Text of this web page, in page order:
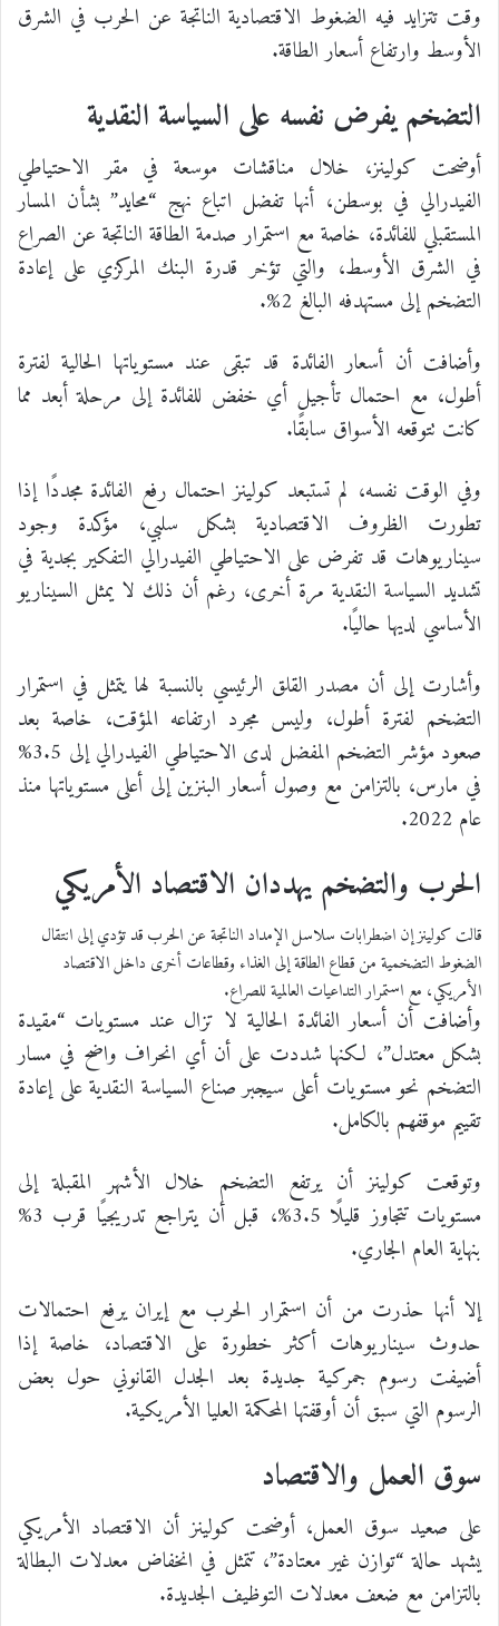
وقت تتزايد فيه الضغوط الاقتصادية الناتجة عن الحرب في الشرق
الأوسط وارتفاع أسعار الطاقة.
التضخم يفرض نفسه على السياسة النقدية
أوضحت كولينز، خلال مناقشات موسعة في مقر الاحتياطي
الفيدرالي في بوسطن، أنها تفضل اتباع نهج “محايد” بشأن المسار
المستقبلي للفائدة، خاصة مع استمرار صدمة الطاقة الناتجة عن الصراع
في الشرق الأوسط، والتي تؤخر قدرة البنك المركزي على إعادة
التضخم إلى مستهدفه البالغ 2%.
وأضافت أن أسعار الفائدة قد تبقى عند مستوياتها الحالية لفترة
أطول، مع احتمال تأجيل أي خفض للفائدة إلى مرحلة أبعد مما
كانت تتوقعه الأسواق سابقًا.
وفي الوقت نفسه، لم تستبعد كولينز احتمال رفع الفائدة مجددًا إذا
تطورت الظروف الاقتصادية بشكل سلبي، مؤكدة وجود
سيناريوهات قد تفرض على الاحتياطي الفيدرالي التفكير بجدية في
تشديد السياسة النقدية مرة أخرى، رغم أن ذلك لا يمثل السيناريو
الأساسي لديها حاليًا.
وأشارت إلى أن مصدر القلق الرئيسي بالنسبة لها يتمثل في استمرار
التضخم لفترة أطول، وليس مجرد ارتفاعه المؤقت، خاصة بعد
صعود مؤشر التضخم المفضل لدى الاحتياطي الفيدرالي إلى 3.5%
في مارس، بالتزامن مع وصول أسعار البنزين إلى أعلى مستوياتها منذ
عام 2022.
الحرب والتضخم يهددان الاقتصاد الأمريكي
قالت كولينز إن اضطرابات سلاسل الإمداد الناتجة عن الحرب قد تؤدي إلى انتقال
الضغوط التضخمية من قطاع الطاقة إلى الغذاء وقطاعات أخرى داخل الاقتصاد
الأمريكي، مع استمرار التداعيات العالمية للصراع.
وأضافت أن أسعار الفائدة الحالية لا تزال عند مستويات “مقيدة
بشكل معتدل”، لكنها شددت على أن أي انحراف واضح في مسار
التضخم نحو مستويات أعلى سيجبر صناع السياسة النقدية على إعادة
تقييم موقفهم بالكامل.
وتوقعت كولينز أن يرتفع التضخم خلال الأشهر المقبلة إلى
مستويات تتجاوز قليلًا 3.5%، قبل أن يتراجع تدريجيًا قرب 3%
بنهاية العام الجاري.
إلا أنها حذرت من أن استمرار الحرب مع إيران يرفع احتمالات
حدوث سيناريوهات أكثر خطورة على الاقتصاد، خاصة إذا
أضيفت رسوم جمركية جديدة بعد الجدل القانوني حول بعض
الرسوم التي سبق أن أوقفتها المحكمة العليا الأمريكية.
سوق العمل والاقتصاد
على صعيد سوق العمل، أوضحت كولينز أن الاقتصاد الأمريكي
يشهد حالة “توازن غير معتادة”، تتمثل في انخفاض معدلات البطالة
بالتزامن مع ضعف معدلات التوظيف الجديدة.